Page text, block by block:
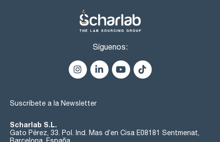
Síguenos:
Suscríbete a la Newsletter
Scharlab S.L.
Gato Pérez, 33. Pol. Ind. Mas d’en Cisa E08181 Sentmenat,